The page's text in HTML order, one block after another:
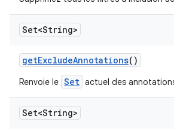
Set<String>
getExcludeAnnotations()
Renvoie le Set actuel des
Set<String>